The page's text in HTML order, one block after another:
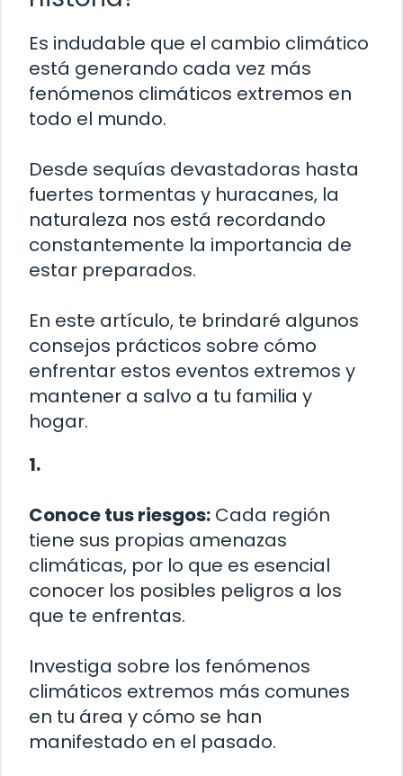
Es indudable que el cambio climático
está generando cada vez más
fenómenos climáticos extremos en
todo el mundo.
Desde sequías devastadoras hasta
fuertes tormentas y huracanes, la
naturaleza nos está recordando
constantemente la importancia de
estar preparados.
En este artículo, te brindaré algunos
consejos prácticos sobre cómo
enfrentar estos eventos extremos y
mantener a salvo a tu familia y
hogar.
1.
Conoce tus riesgos: Cada región
tiene sus propias amenazas
climáticas, por lo que es esencial
conocer los posibles peligros a los
que te enfrentas.
Investiga sobre los fenómenos
climáticos extremos más comunes
en tu área y cómo se han
manifestado en el pasado.